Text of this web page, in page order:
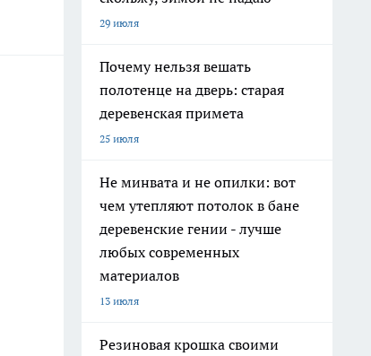
29 июля
Почему нельзя вешать
полотенце на дверь: старая
деревенская примета
25 июля
Не минвата и не опилки: вот
чем утепляют потолок в бане
деревенские гении - лучше
любых современных
материалов
13 июля
Резиновая крошка своими